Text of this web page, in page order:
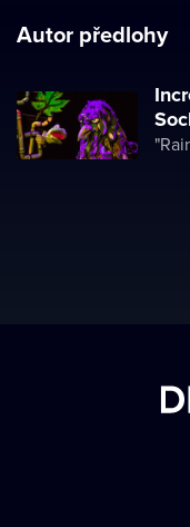
Autor předlohy